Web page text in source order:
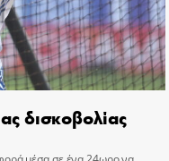
δισκοβολίας